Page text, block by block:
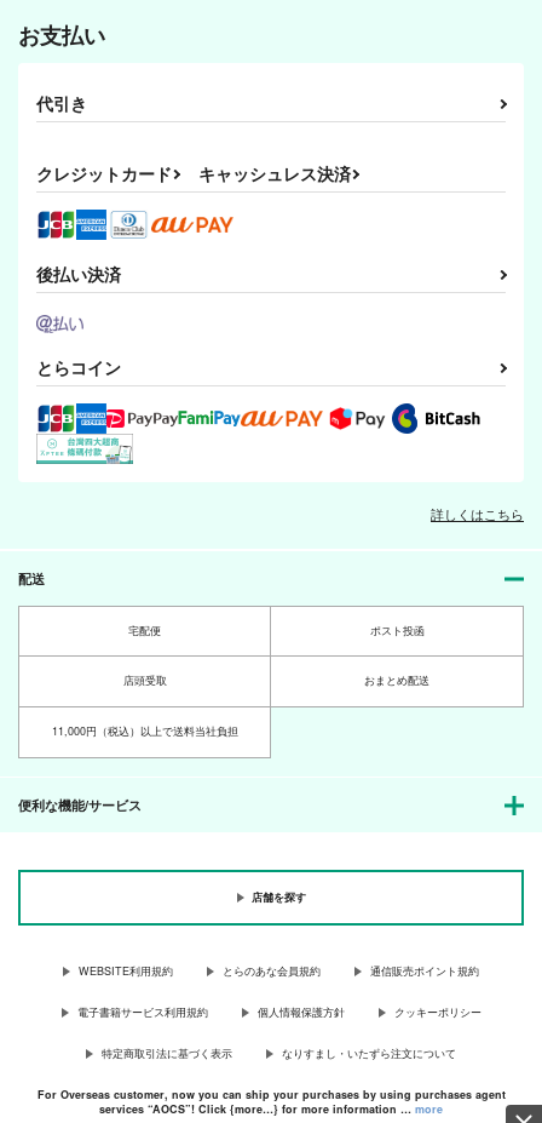
お支払い
代引き
クレジットカード キャッシュレス決済
後払い決済
とらコイン
詳しくはこちら
配送
宅配便 ポスト投函
店頭受取 おまとめ配送
11,000円（税込）以上で送料当社負担
便利な機能/サービス
店舗を探す
WEBSITE利用規約 とらのあな会員規約 通信販売ポイント規約
電子書籍サービス利用規約 個人情報保護方針 クッキーポリシー
特定商取引法に基づく表示 なりすまし・いたずら注文について
For Overseas customer, now you can ship your purchases by using purchases agent
services “AOCS”! Click {more…} for more information … more